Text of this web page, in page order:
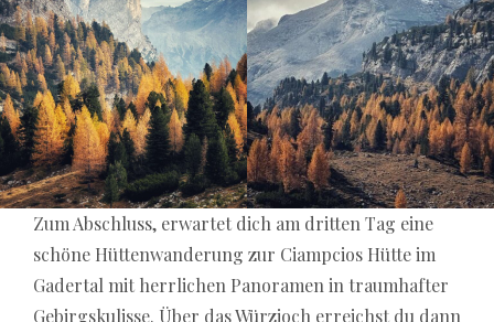
Zum Abschluss, erwartet dich am dritten Tag eine
schöne Hüttenwanderung zur Ciampcios Hütte im
Gadertal mit herrlichen Panoramen in traumhafter
Gebirgskulisse. Über das Würzjoch erreichst du dann